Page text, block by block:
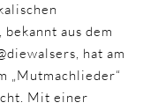
aus dem
hat am
„Mutmachlieder“
Mit einer